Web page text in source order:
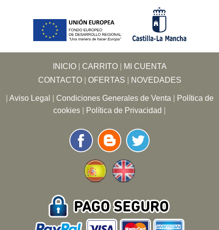
INICIO| CARRITO|
MI CUENTA
CONTACTO| OFERTAS NOVEDADES
Aviso Legal Condiciones Generales de Venta
Política de
cookies
Política de Privacidad